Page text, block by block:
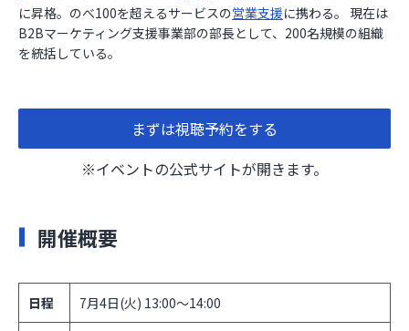
に昇格。のべ100を超えるサービスの営業支援に携わる。 現在は
B2Bマーケティング支援事業部の部長として、200名規模の組織
を統括している。
まずは視聴予約をする
※イベントの公式サイトが開きます。
開催概要
日程 7月4日(火) 13:00～14:00